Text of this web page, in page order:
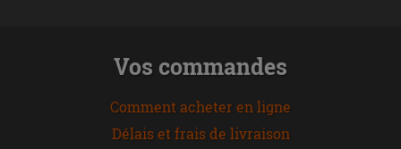
Vos commandes
Comment acheter en ligne
Délais et frais de livraison